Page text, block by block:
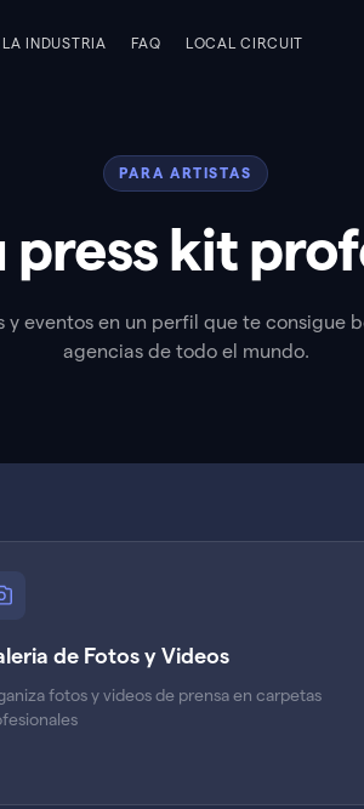
INDUSTRIA FAQ LOCAL CIRCUIT
PARA ARTISTAS
press kit
y eventos en un perfil que te consigue
agencias de todo el mundo.
de Fotos y Videos
fotos y videos de prensa en carpetas